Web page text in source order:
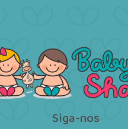
Siga-nos